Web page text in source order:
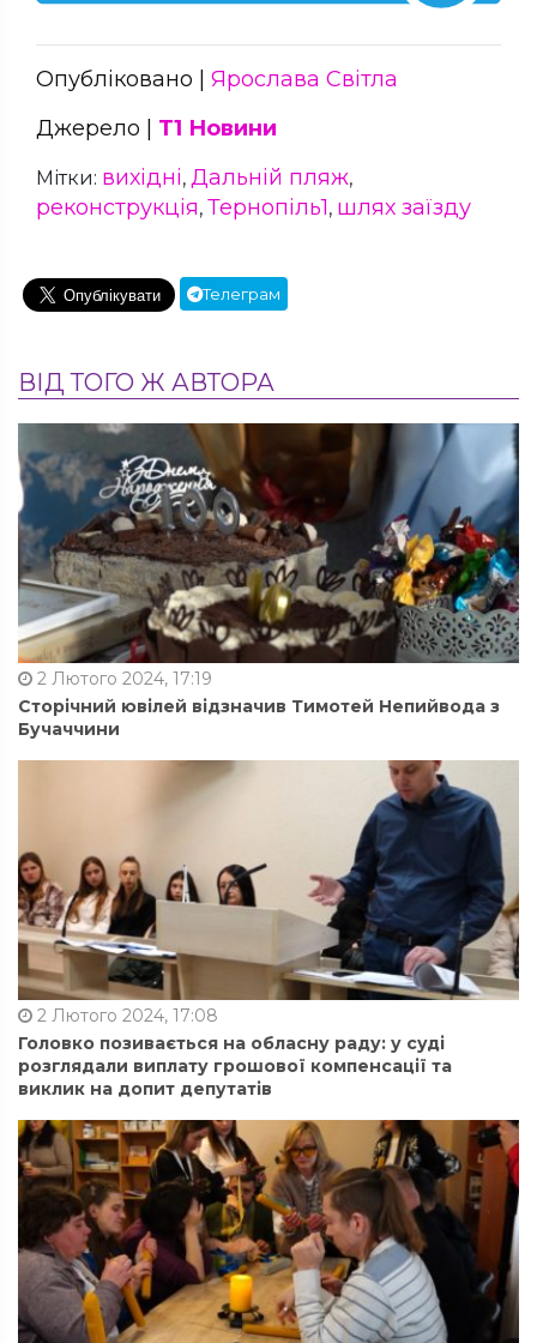
Опубліковано | Ярослава Світла
Джерело | Т1 Новини
Мітки: вихідні, Дальній пляж,
реконструкція, Тернопіль1, шлях заїзду
Телеграм
ВІД ТОГО Ж АВТОРА
2 Лютого 2024, 17:19
Сторічний ювілей відзначив Тимотей Непийвода з
Бучаччини
2 Лютого 2024, 17:08
Головко позивається на обласну раду: у суді
розглядали виплату грошової компенсації та
виклик на допит депутатів